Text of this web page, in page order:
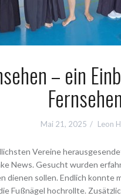
– ein
Mai 21, 2025 Leon
Vereine
News. Gesucht wurden
dienen sollen. Endlich
Fußnägel hochrollte.